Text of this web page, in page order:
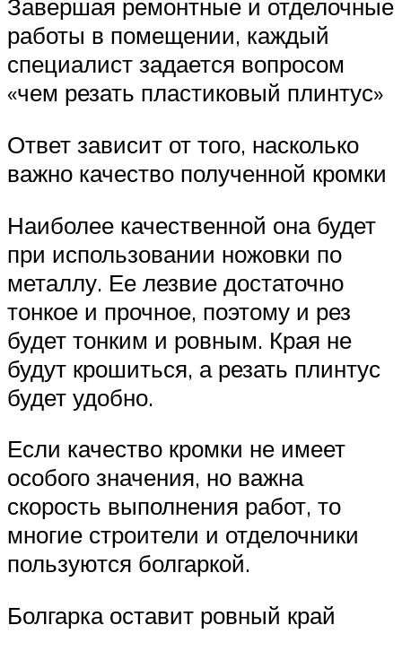
Завершая ремонтные и отделочные
работы в помещении, каждый
специалист задается вопросом
«чем резать пластиковый плинтус»
Ответ зависит от того, насколько
важно качество полученной кромки
Наиболее качественной она будет
при использовании ножовки по
металлу. Ее лезвие достаточно
тонкое и прочное, поэтому и рез
будет тонким и ровным. Края не
будут крошиться, а резать плинтус
будет удобно.
Если качество кромки не имеет
особого значения, но важна
скорость выполнения работ, то
многие строители и отделочники
пользуются болгаркой.
Болгарка оставит ровный край